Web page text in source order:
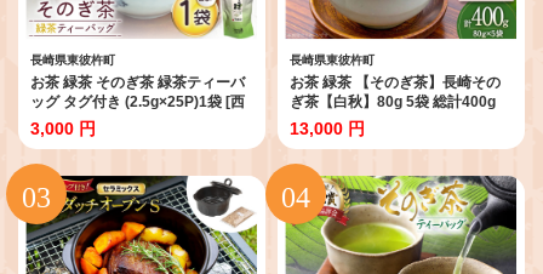
長崎県東彼杵町
お茶 緑茶 そのぎ茶 緑茶ティーバ
ッグ タグ付き (2.5g×25P)1袋 [西
坂秀徳製茶 長崎県 東彼杵町
hs42bag510004] 国産 長崎県産
東彼杵 茶葉 ティーバッグ
3,000 円
長崎県東彼杵町
お茶 緑茶 【そのぎ茶】長崎その
ぎ茶【白秋】80g 5袋 総計400g
[池田茶園 長崎県 東彼杵町
hs42bag760000] 茶 ちゃ お茶 お
ちゃ 緑茶 りょくちゃ 日本茶 茶葉
13,000 円